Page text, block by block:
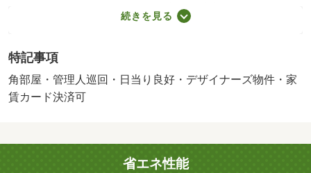
メールよりもお電話のほうが迅速にご対応可能です→ＴＥ
Ｌ：０９３－８７３－７００１】【ご来店不要なオンライ
九州市内の賃貸物件はエイブル戸畑駅前店にお任せくださ
い！県外からの転勤でのお部屋探しから、住替・独立・同
棲・結婚、就職・進学に伴う新居探し、また、法人契約も
／フローリング／シャワー付洗面台／ＴＶインターホン／
浴室乾燥機／オートロック／室内洗濯置／陽当り良好／シ
続きを見る
特記事項
角部屋・管理人巡回・日当り良好・デザイナーズ物件・家
賃カード決済可
省エネ性能